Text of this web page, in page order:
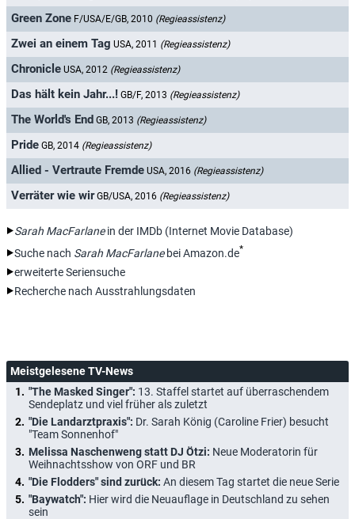
Green Zone F/USA/E/GB, 2010 (Regieassistenz)
Zwei an einem Tag USA, 2011 (Regieassistenz)
Chronicle USA, 2012 (Regieassistenz)
Das hält kein Jahr...! GB/F, 2013 (Regieassistenz)
The World's End GB, 2013 (Regieassistenz)
Pride GB, 2014 (Regieassistenz)
Allied - Vertraute Fremde USA, 2016 (Regieassistenz)
Verräter wie wir GB/USA, 2016 (Regieassistenz)
Sarah MacFarlanein der IMDb (Internet Movie Database)
Suche nach Sarah MacFarlanebei Amazon.de*
erweiterte Seriensuche
Recherche nach Ausstrahlungsdaten
Meistgelesene TV-News
"The Masked Singer": 13. Staffel startet auf überraschendem
Sendeplatz und viel früher als zuletzt
"Die Landarztpraxis": Dr. Sarah König (Caroline Frier) besucht
"Team Sonnenhof"
Melissa Naschenweng statt DJ Ötzi: Neue Moderatorin für
Weihnachtsshow von ORF und BR
"Die Flodders" sind zurück: An diesem Tag startet die neue Serie
"Baywatch": Hier wird die Neuauflage in Deutschland zu sehen
sein